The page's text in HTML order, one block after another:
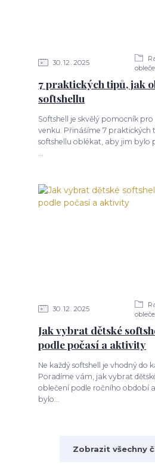
30 12 2025
7 praktických tipů, jak
softshellu
Softshell je skvělý pomocník
venku. Přinášíme 7 praktických
softshellu oblékat, aby jim bylo
...
30 12 2025
Jak vybrat dětské
podle počasí a aktivity
Ne každý softshell je vhodný do
Poradíme vám, jak vybrat
oblečení podle ročního období
bylo...
Zobrazit všechny